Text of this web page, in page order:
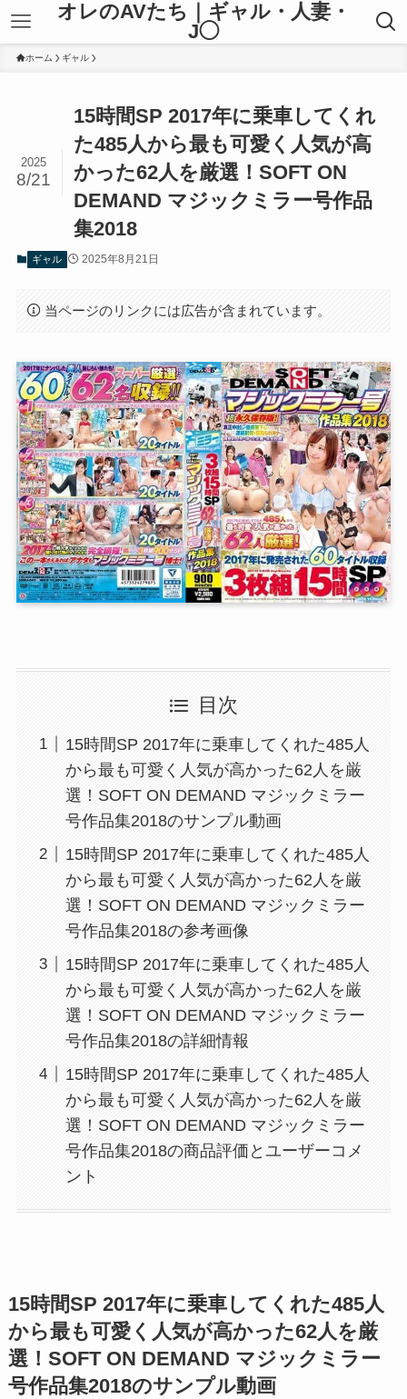
オレのAVたち｜ギャル・人妻・
J◯
ホーム ギャル
15時間SP 2017年に乗車してくれ
た485人から最も可愛く人気が高
かった62人を厳選！SOFT ON
DEMAND マジックミラー号作品
集2018
2025
8/21
ギャル 2025年8月21日
当ページのリンクには広告が含まれています。
目次
15時間SP 2017年に乗車してくれた485人
から最も可愛く人気が高かった62人を厳
選！SOFT ON DEMAND マジックミラー
号作品集2018のサンプル動画
15時間SP 2017年に乗車してくれた485人
から最も可愛く人気が高かった62人を厳
選！SOFT ON DEMAND マジックミラー
号作品集2018の参考画像
15時間SP 2017年に乗車してくれた485人
から最も可愛く人気が高かった62人を厳
選！SOFT ON DEMAND マジックミラー
号作品集2018の詳細情報
15時間SP 2017年に乗車してくれた485人
から最も可愛く人気が高かった62人を厳
選！SOFT ON DEMAND マジックミラー
号作品集2018の商品評価とユーザーコメ
ント
15時間SP 2017年に乗車してくれた485人
から最も可愛く人気が高かった62人を厳
選！SOFT ON DEMAND マジックミラー
号作品集2018のサンプル動画